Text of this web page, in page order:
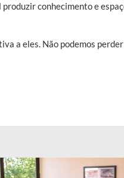
conhecimento e
a eles. Não podemos